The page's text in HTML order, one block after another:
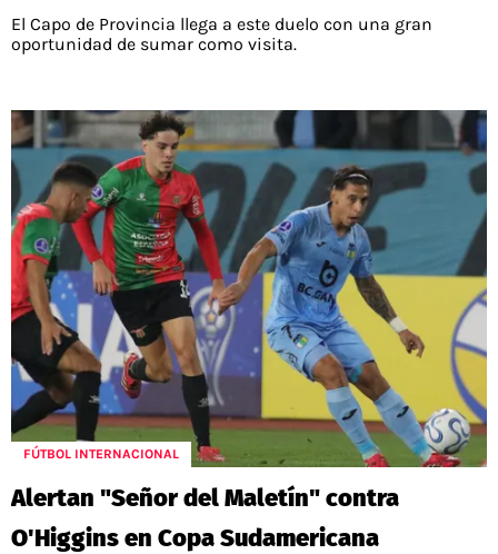
El Capo de Provincia llega a este duelo con una gran
oportunidad de sumar como visita.
FÚTBOL INTERNACIONAL
Alertan "Señor del Maletín" contra
O'Higgins en Copa Sudamericana